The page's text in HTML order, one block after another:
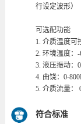
行设定波形）
可选配功能
1. 介质温度
2. 环境温度
3. 液压振动：
4. 曲饶：0-
5. 介质流量：
符合标准